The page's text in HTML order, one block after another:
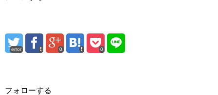
error 0 0
フォローする